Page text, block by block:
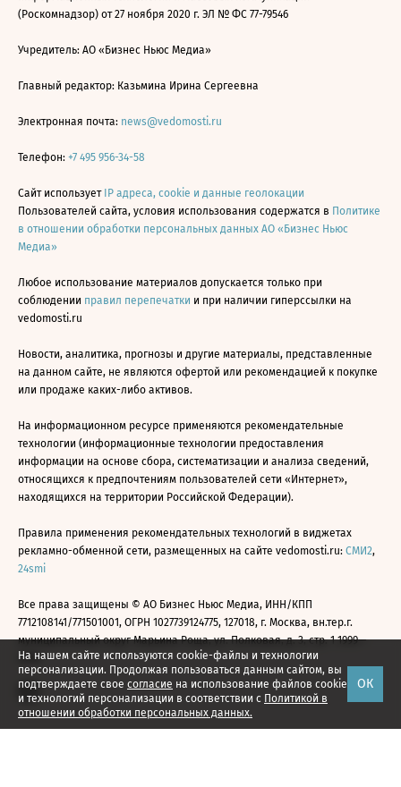
На нашем сайте используются cookie-файлы и технологии
персонализации. Продолжая пользоваться данным сайтом, вы
подтверждаете свое согласие на использование файлов cookie
и технологий персонализации в соответствии с Политикой в
отношении обработки персональных данных.
ОК
(Роскомнадзор) от 27 ноября 2020 г. ЭЛ № ФС 77-79546
Учредитель: АО «Бизнес Ньюс Медиа»
Главный редактор: Казьмина Ирина Сергеевна
Электронная почта: news@vedomosti.ru
Телефон: +7 495 956-34-58
Сайт использует IP адреса, cookie и данные геолокации
Пользователей сайта, условия использования содержатся в Политике
в отношении обработки персональных данных АО «Бизнес Ньюс
Медиа»
Любое использование материалов допускается только при
соблюдении правил перепечатки и при наличии гиперссылки на
vedomosti.ru
Новости, аналитика, прогнозы и другие материалы, представленные
на данном сайте, не являются офертой или рекомендацией к покупке
или продаже каких-либо активов.
На информационном ресурсе применяются рекомендательные
технологии (информационные технологии предоставления
информации на основе сбора, систематизации и анализа сведений,
относящихся к предпочтениям пользователей сети «Интернет»,
находящихся на территории Российской Федерации).
Правила применения рекомендательных технологий в виджетах
рекламно-обменной сети, размещенных на сайте vedomosti.ru: СМИ2,
24smi
Все права защищены © АО Бизнес Ньюс Медиа, ИНН/КПП
7712108141/771501001, ОГРН 1027739124775, 127018, г. Москва, вн.тер.г.
муниципальный округ Марьина Роща, ул. Полковая, д. 3, стр. 1 1999—
2026